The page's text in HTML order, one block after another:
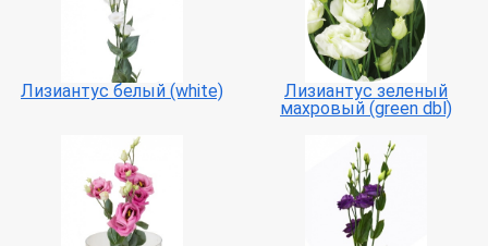
Лизиантус белый (white)
Лизиантус зеленый
махровый (green dbl)